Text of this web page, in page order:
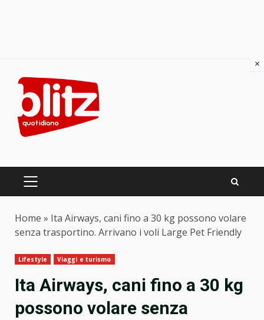
content
PRIMARY
Home » Ita Airways, cani fino a 30 kg possono volare
senza trasportino. Arrivano i voli Large Pet Friendly
Lifestyle Viaggi e turismo
Ita Airways, cani fino a 30 kg
possono volare senza
×